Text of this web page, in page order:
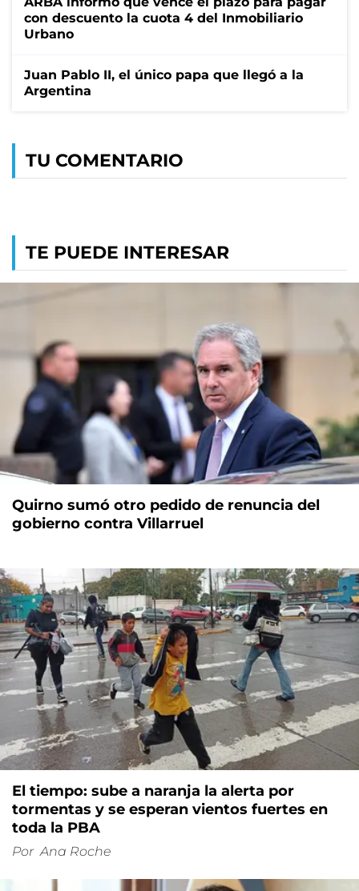
con descuento la cuota 4 del Inmobiliario
Urbano
Juan Pablo II, el único papa que llegó a la
Argentina
TU COMENTARIO
TE PUEDE INTERESAR
Quirno sumó otro pedido de renuncia del
gobierno contra Villarruel
El tiempo: sube a naranja la alerta por
tormentas y se esperan vientos fuertes en
toda la PBA
Por Ana Roche